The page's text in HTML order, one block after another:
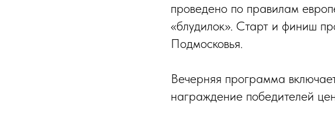
проведено по правилам
«блудилок». Старт и финиш
Подмосковья.
Вечерняя программа
награждение победителей